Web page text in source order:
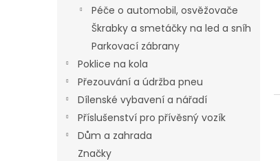
Péče o automobil, osvěžovače
Škrabky a smetáčky na led a sníh
Parkovací zábrany
Poklice na kola
Přezouvání a údržba pneu
Dílenské vybavení a nářadí
Příslušenství pro přívěsný vozík
Dům a zahrada
Značky